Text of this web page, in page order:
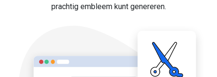
prachtig embleem kunt genereren.